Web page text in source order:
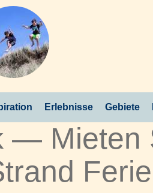
Erlebnisse Gebiete
— Mieten